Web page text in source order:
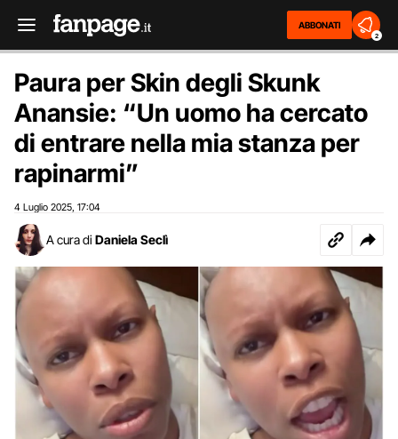
ABBONATI
2
Paura per Skin degli Skunk
Anansie: “Un uomo ha cercato
di entrare nella mia stanza per
rapinarmi”
4 Luglio 2025 17:04
A cura di Daniela Seclì